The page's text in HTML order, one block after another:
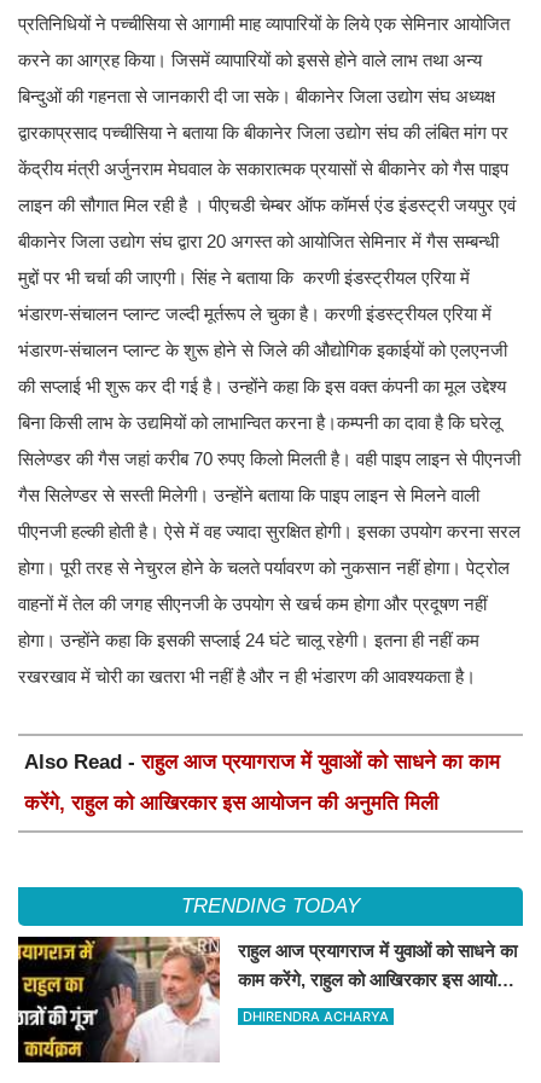
प्रतिनिधियों ने पच्चीसिया से आगामी माह व्यापारियों के लिये एक सेमिनार आयोजित
करने का आग्रह किया। जिसमें व्यापारियों को इससे होने वाले लाभ तथा अन्य
बिन्दुओं की गहनता से जानकारी दी जा सके। बीकानेर जिला उद्योग संघ अध्यक्ष
द्वारकाप्रसाद पच्चीसिया ने बताया कि बीकानेर जिला उद्योग संघ की लंबित मांग पर
केंद्रीय मंत्री अर्जुनराम मेघवाल के सकारात्मक प्रयासों से बीकानेर को गैस पाइप
लाइन की सौगात मिल रही है । पीएचडी चेम्बर ऑफ कॉमर्स एंड इंडस्ट्री जयपुर एवं
बीकानेर जिला उद्योग संघ द्वारा 20 अगस्त को आयोजित सेमिनार में गैस सम्बन्धी
मुद्दों पर भी चर्चा की जाएगी। सिंह ने बताया कि करणी इंडस्ट्रीयल एरिया में
भंडारण-संचालन प्लान्ट जल्दी मूर्तरूप ले चुका है। करणी इंडस्ट्रीयल एरिया में
भंडारण-संचालन प्लान्ट के शुरू होने से जिले की औद्योगिक इकाईयों को एलएनजी
की सप्लाई भी शुरू कर दी गई है। उन्होंने कहा कि इस वक्त कंपनी का मूल उद्देश्य
बिना किसी लाभ के उद्यमियों को लाभान्वित करना है।कम्पनी का दावा है कि घरेलू
सिलेण्डर की गैस जहां करीब 70 रुपए किलो मिलती है। वही पाइप लाइन से पीएनजी
गैस सिलेण्डर से सस्ती मिलेगी। उन्होंने बताया कि पाइप लाइन से मिलने वाली
पीएनजी हल्की होती है। ऐसे में वह ज्यादा सुरक्षित होगी। इसका उपयोग करना सरल
होगा। पूरी तरह से नेचुरल होने के चलते पर्यावरण को नुकसान नहीं होगा। पेट्रोल
वाहनों में तेल की जगह सीएनजी के उपयोग से खर्च कम होगा और प्रदूषण नहीं
होगा। उन्होंने कहा कि इसकी सप्लाई 24 घंटे चालू रहेगी। इतना ही नहीं कम
रखरखाव में चोरी का खतरा भी नहीं है और न ही भंडारण की आवश्यकता है।
Also Read -राहुल आज प्रयागराज में युवाओं को साधने का काम
करेंगे, राहुल को आखिरकार इस आयोजन की अनुमति मिली
TRENDING TODAY
राहुल आज प्रयागराज में युवाओं को साधने का
काम करेंगे, राहुल को आखिरकार इस आयोजन
की अनुमति मिली
DHIRENDRA ACHARYA